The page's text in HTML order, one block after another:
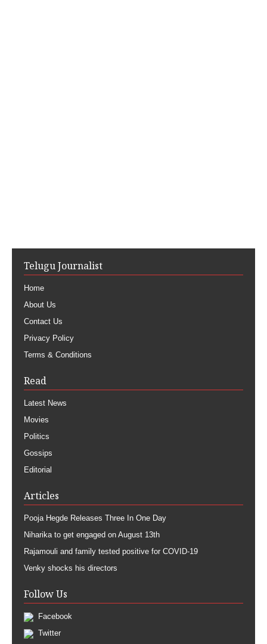
Telugu Journalist
Home
About Us
Contact Us
Privacy Policy
Terms & Conditions
Read
Latest News
Movies
Politics
Gossips
Editorial
Articles
Pooja Hegde Releases Three In One Day
Niharika to get engaged on August 13th
Rajamouli and family tested positive for COVID-19
Venky shocks his directors
Follow Us
Facebook
Twitter